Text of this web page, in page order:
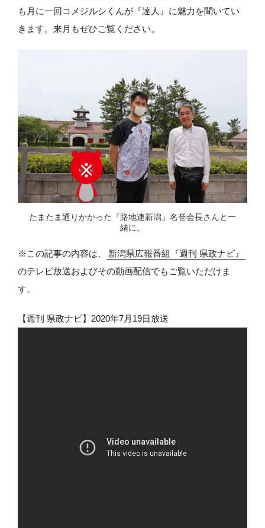
も月に一回コメジルシくんが『達人』に魅力を聞いてい
きます。来月もぜひご覧ください。
たまたま通りかかった『路地連新潟』名誉会長さんと一
緒に。
※この記事の内容は、
新潟県広報番組『週刊 県政ナビ』
のテレビ放送およびその動画配信でもご覧いただけま
す。
【週刊 県政ナビ】2020年7月19日放送